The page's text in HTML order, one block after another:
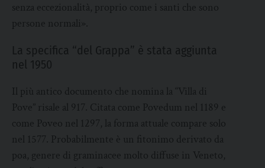
senza eccezionalità, proprio come i santi che sono
persone normali».
La specifica “del Grappa” è stata aggiunta
nel 1950
Il più antico documento che nomina la “Villa di
Pove” risale al 917. Citata come Povedum nel 1189 e
come Poveo nel 1297, la forma attuale compare solo
nel 1577. Probabilmente è un fitonimo derivato da
poa, genere di graminacee molto diffuse in Veneto,